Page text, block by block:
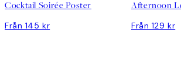
Cocktail Soirée Poster
Från 145 kr
Afternoon
Från 129 kr